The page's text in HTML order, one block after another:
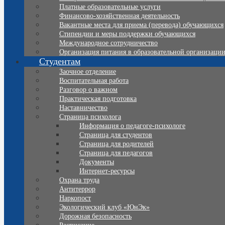
Платные образовательные услуги
Финансово-хозяйственная деятельность
Вакантные места для приема (перевода) обучающихся
Стипендии и меры поддержки обучающихся
Международное сотрудничество
Организация питания в образовательной организации
Студентам
Заочное отделение
Воспитательная работа
Разговор о важном
Практическая подготовка
Наставничество
Страница психолога
Информация о педагоге-психологе
Страница для студентов
Страница для родителей
Страница для педагогов
Документы
Интернет-ресурсы
Охрана труда
Антитеррор
Наркопост
Экологический клуб «ЮнЭк»
Дорожная безопасность